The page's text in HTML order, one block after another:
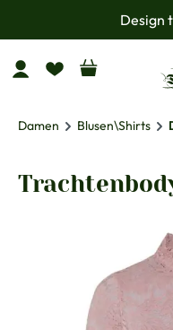
Zum Hauptinhalt springen
Design
Damen Blusen\Shirts